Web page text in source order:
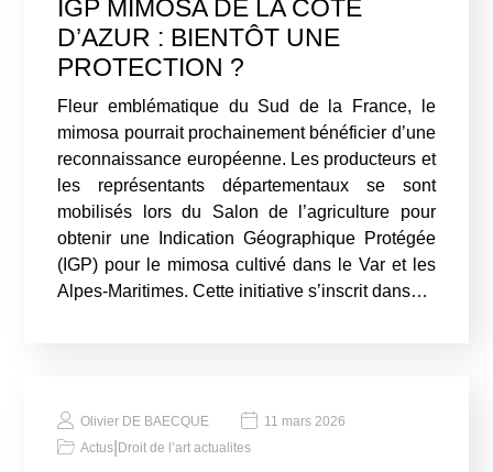
IGP MIMOSA DE LA CÔTE
D’AZUR : BIENTÔT UNE
PROTECTION ?
Fleur emblématique du Sud de la France, le
mimosa pourrait prochainement bénéficier d’une
reconnaissance européenne. Les producteurs et
les représentants départementaux se sont
mobilisés lors du Salon de l’agriculture pour
obtenir une Indication Géographique Protégée
(IGP) pour le mimosa cultivé dans le Var et les
Alpes-Maritimes. Cette initiative s’inscrit dans…
Olivier DE BAECQUE
11 mars 2026
Actus Droit de l’art actualites